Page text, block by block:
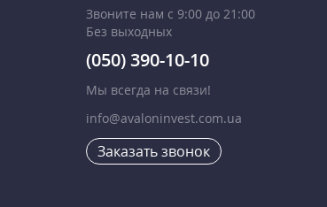
Звоните нам с 9:00 до 21:00
Без выходных
(050) 390-10-10
Мы всегда на связи!
info@avaloninvest.com.ua
Заказать звонок